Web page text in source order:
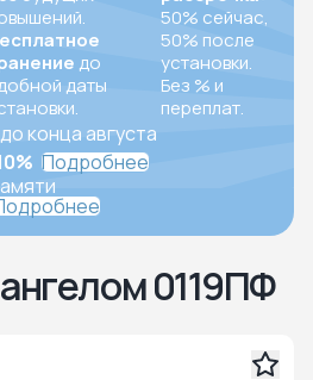
до
даты
50% сейчас,
50% после
установки.
Без % и
переплат.
конца августа
Подробнее
0119ПФ